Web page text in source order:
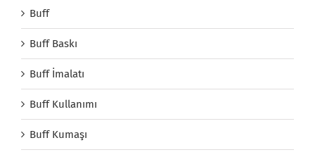
Buff
Buff Baskı
Buff İmalatı
Buff Kullanımı
Buff Kumaşı